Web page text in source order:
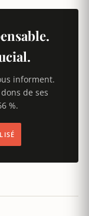
informent.
de ses
%.